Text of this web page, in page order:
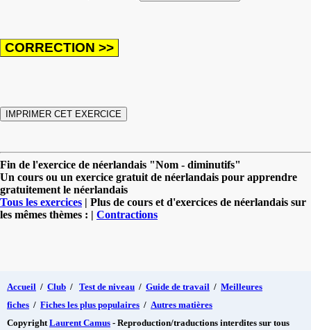
Fin de l'exercice de néerlandais "Nom - diminutifs"
Un cours ou un exercice gratuit de néerlandais pour apprendre
gratuitement le néerlandais
Tous les exercices | Plus de cours et d'exercices de néerlandais sur
les mêmes thèmes : | Contractions
Accueil / Club / Test de niveau / Guide de travail / Meilleures
fiches / Fiches les plus populaires / Autres matières
Copyright Laurent Camus - Reproduction/traductions interdites sur tous